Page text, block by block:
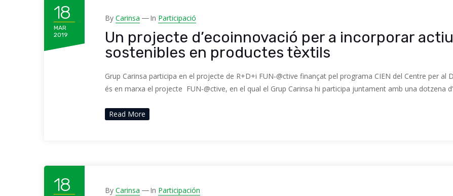
18
MAR
2019
By Carinsa In Participació
Un projecte d’ecoinnovació per a incorporar
sostenibles en productes tèxtils
Grup Carinsa participa en el projecte de R+D+i FUN-@ctive finançat pel programa CIEN del Centre per al
és en marxa el projecte FUN-@ctive, en el qual el Grup Carinsa hi participa juntament amb una dotzena
Read More
18 By Carinsa In Participación